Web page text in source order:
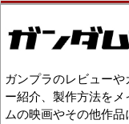
ガンプラのレビュー
ー紹介、製作方法を
ムの映画やその他作品